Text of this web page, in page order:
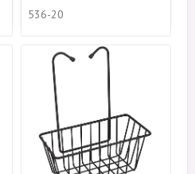
536-20